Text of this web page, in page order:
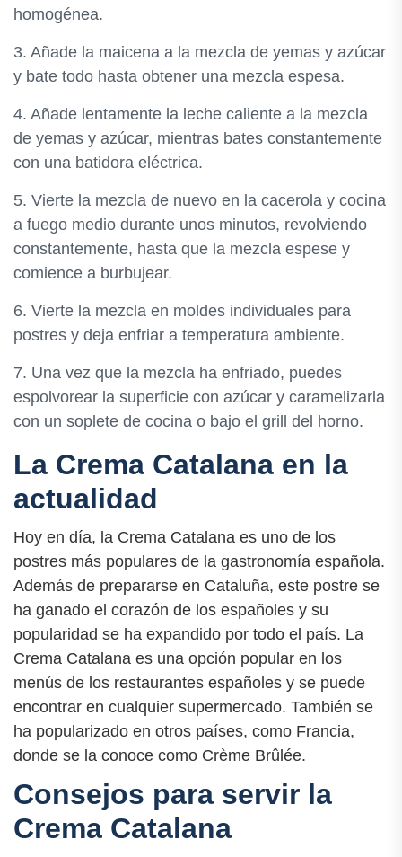
homogénea.
3. Añade la maicena a la mezcla de yemas y azúcar
y bate todo hasta obtener una mezcla espesa.
4. Añade lentamente la leche caliente a la mezcla
de yemas y azúcar, mientras bates constantemente
con una batidora eléctrica.
5. Vierte la mezcla de nuevo en la cacerola y cocina
a fuego medio durante unos minutos, revolviendo
constantemente, hasta que la mezcla espese y
comience a burbujear.
6. Vierte la mezcla en moldes individuales para
postres y deja enfriar a temperatura ambiente.
7. Una vez que la mezcla ha enfriado, puedes
espolvorear la superficie con azúcar y caramelizarla
con un soplete de cocina o bajo el grill del horno.
La Crema Catalana en la
actualidad
Hoy en día, la Crema Catalana es uno de los
postres más populares de la gastronomía española.
Además de prepararse en Cataluña, este postre se
ha ganado el corazón de los españoles y su
popularidad se ha expandido por todo el país. La
Crema Catalana es una opción popular en los
menús de los restaurantes españoles y se puede
encontrar en cualquier supermercado. También se
ha popularizado en otros países, como Francia,
donde se la conoce como Crème Brûlée.
Consejos para servir la
Crema Catalana